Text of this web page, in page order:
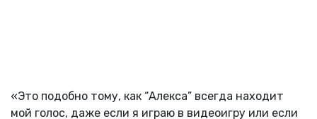
«Это подобно тому, как “Алекса” всегда находит
мой голос, даже если я играю в видеоигру или если